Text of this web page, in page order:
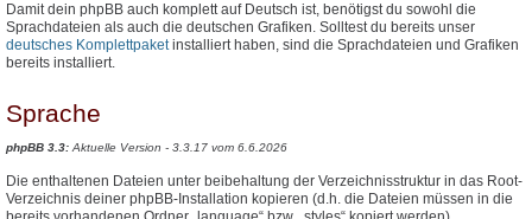
Damit dein phpBB auch komplett auf Deutsch ist, benötigst du sowohl die
Sprachdateien als auch die deutschen Grafiken. Solltest du bereits unser
deutsches Komplettpaketinstalliert haben, sind die Sprachdateien und Grafiken
bereits installiert.
Sprache
phpBB 3.3:Aktuelle Version - 3.3.17 vom 6.6.2026
Die enthaltenen Dateien unter beibehaltung der Verzeichnisstruktur in das Root-
Verzeichnis deiner phpBB-Installation kopieren (d.h. die Dateien müssen in die